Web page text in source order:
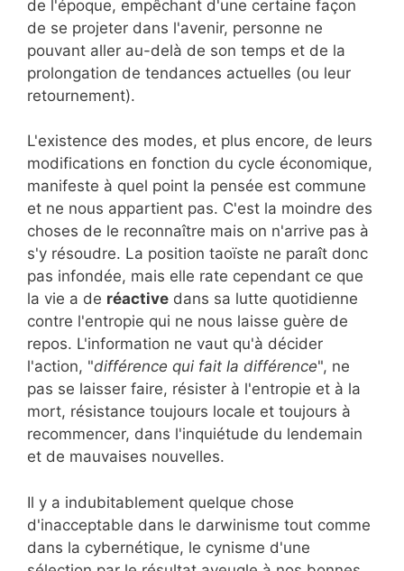
de l'époque, empêchant d'une certaine façon
de se projeter dans l'avenir, personne ne
pouvant aller au-delà de son temps et de la
prolongation de tendances actuelles (ou leur
retournement).
L'existence des modes, et plus encore, de leurs
modifications en fonction du cycle économique,
manifeste à quel point la pensée est commune
et ne nous appartient pas. C'est la moindre des
choses de le reconnaître mais on n'arrive pas à
s'y résoudre. La position taoïste ne paraît donc
pas infondée, mais elle rate cependant ce que
la vie a de réactive dans sa lutte quotidienne
contre l'entropie qui ne nous laisse guère de
repos. L'information ne vaut qu'à décider
l'action, "différence qui fait la différence", ne
pas se laisser faire, résister à l'entropie et à la
mort, résistance toujours locale et toujours à
recommencer, dans l'inquiétude du lendemain
et de mauvaises nouvelles.
Il y a indubitablement quelque chose
d'inacceptable dans le darwinisme tout comme
dans la cybernétique, le cynisme d'une